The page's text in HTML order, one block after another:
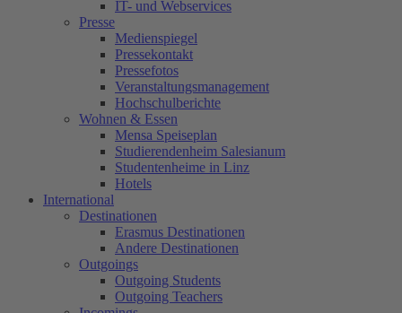
IT- und Webservices
Presse
Medienspiegel
Pressekontakt
Pressefotos
Veranstaltungsmanagement
Hochschulberichte
Wohnen & Essen
Mensa Speiseplan
Studierendenheim Salesianum
Studentenheime in Linz
Hotels
International
Destinationen
Erasmus Destinationen
Andere Destinationen
Outgoings
Outgoing Students
Outgoing Teachers